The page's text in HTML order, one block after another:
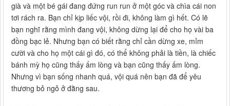
già và một bé gái đang đứng run run ở một góc và chìa cái non
tơi rách ra. Bạn chỉ kịp liếc vội, rồi đi, không làm gì hết. Có lẽ
bạn nghĩ rằng mình đang vội, không dừng lại để cho họ vài ba
đồng bạc lẻ. Nhưng bạn có biết rằng chỉ cần dừng xe, mỉm
cười và cho họ một cái gì đó, có thể không phải là tiền, là chiếc
bánh mỳ họ cũng thấy ấm lòng và bạn cũng thấy ấm lòng.
Nhưng vì bạn sống nhanh quá, vội quá nên bạn đã để yêu
thương bỏ ngỏ ở đằng sau.